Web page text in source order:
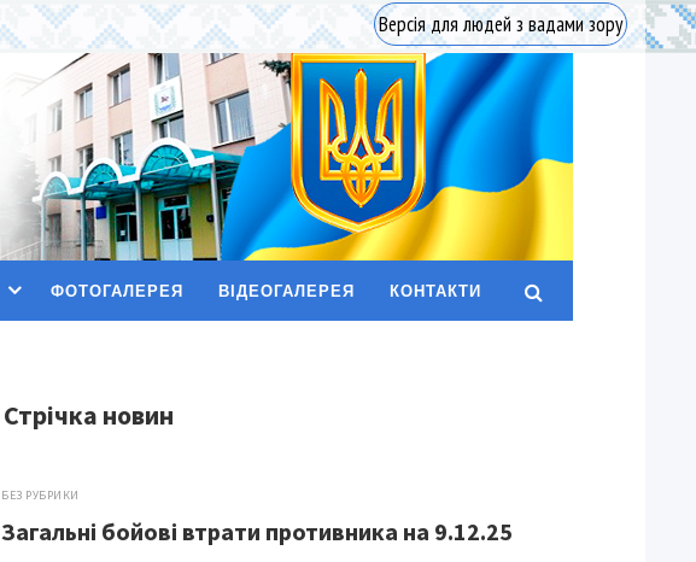
Версія для людей з вадами зору
ФОТОГАЛЕРЕЯ ВІДЕОГАЛЕРЕЯ КОНТАКТИ
Стрічка новин
БЕЗ РУБРИКИ
Загальні бойові втрати противника на 9.12.25